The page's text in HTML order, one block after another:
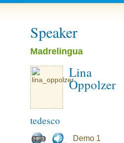
Speaker
Madrelingua
Lina
Oppolzer
tedesco
Demo 1